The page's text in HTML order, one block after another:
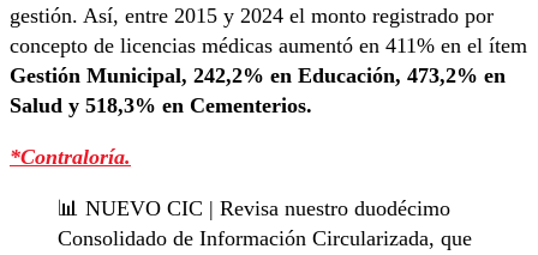
gestión. Así, entre 2015 y 2024 el monto registrado por
concepto de licencias médicas aumentó en 411% en el ítem
Gestión Municipal, 242,2% en Educación, 473,2% en
Salud y 518,3% en Cementerios.
*Contraloría.
📊 NUEVO CIC | Revisa nuestro duodécimo
Consolidado de Información Circularizada, que